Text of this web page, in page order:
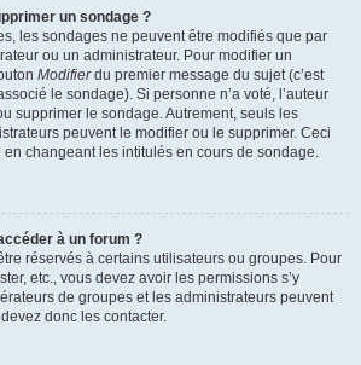
un sondage ?
les sondages ne peuvent être modifiés que par
ou un administrateur. Pour modifier un
Modifierdu premier message du sujet (c’est
le sondage). Si personne n’a voté, l’auteur
supprimer le sondage. Autrement, seuls les
peuvent le modifier ou le supprimer. Ceci
changeant les intitulés en cours de sondage.
à un forum ?
réservés à certains utilisateurs ou groupes. Pour
etc., vous devez avoir les permissions s’y
de groupes et les administrateurs peuvent
donc les contacter.